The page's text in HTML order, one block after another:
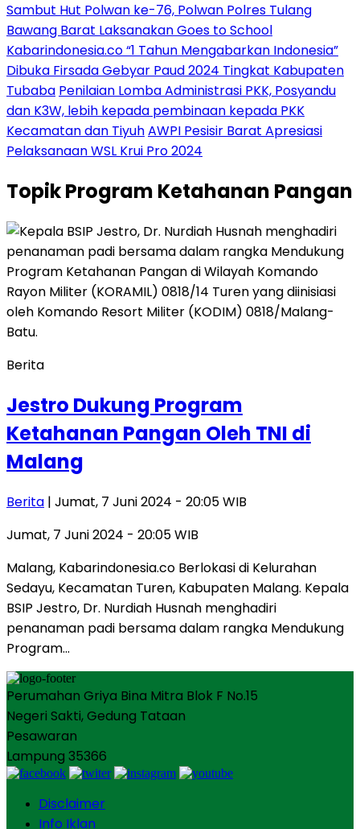
Sambut Hut Polwan ke-76, Polwan Polres Tulang
Bawang Barat Laksanakan Goes to School
Kabarindonesia.co “1 Tahun Mengabarkan Indonesia”
Dibuka Firsada Gebyar Paud 2024 Tingkat Kabupaten
Tubaba Penilaian Lomba Administrasi PKK, Posyandu
dan K3W, lebih kepada pembinaan kepada PKK
Kecamatan dan TiyuhAWPI Pesisir Barat Apresiasi
Pelaksanaan WSL Krui Pro 2024
TopikProgram Ketahanan Pangan
Berita
Jestro Dukung Program
Ketahanan Pangan Oleh TNI di
Malang
Berita | Jumat, 7 Juni 2024 - 20:05 WIB
Jumat, 7 Juni 2024 - 20:05 WIB
Malang, Kabarindonesia.co Berlokasi di Kelurahan
Sedayu, Kecamatan Turen, Kabupaten Malang. Kepala
BSIP Jestro, Dr. Nurdiah Husnah menghadiri
penanaman padi bersama dalam rangka Mendukung
Program…
Perumahan Griya Bina Mitra Blok F No.15
Negeri Sakti, Gedung Tataan
Pesawaran
Lampung 35366
Disclaimer
Info Iklan